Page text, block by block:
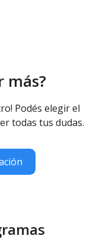
más?
Podés elegir el
todas tus dudas.